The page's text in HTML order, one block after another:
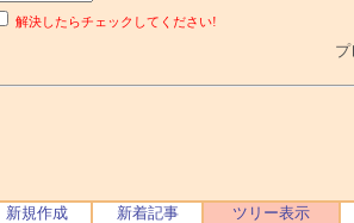
解決したらチェックしてください!
プ
新規作成 新着記事 ツリー表示